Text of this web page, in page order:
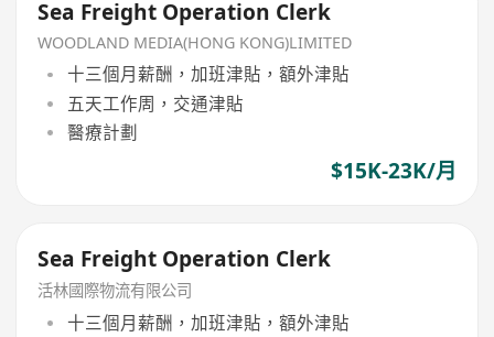
Sea Freight Operation Clerk
WOODLAND MEDIA(HONG KONG)LIMITED
十三個月薪酬，加班津貼，額外津貼
五天工作周，交通津貼
醫療計劃
$15K-23K/月
Sea Freight Operation Clerk
活林國際物流有限公司
十三個月薪酬，加班津貼，額外津貼